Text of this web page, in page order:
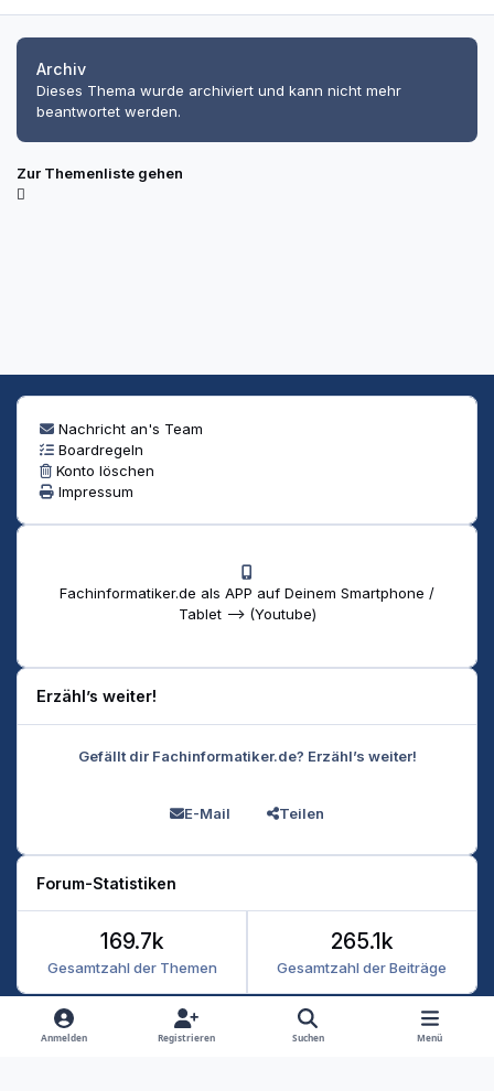
Archiv
Dieses Thema wurde archiviert und kann nicht mehr
beantwortet werden.
Zur Themenliste gehen
Nachricht an's Team
Boardregeln
Konto löschen
Impressum
Fachinformatiker.de als APP auf Deinem Smartphone /
Tablet --> (Youtube)
Erzähl’s weiter!
Gefällt dir Fachinformatiker.de? Erzähl’s weiter!
E-Mail Teilen
Forum-Statistiken
Gesamtzahl der Themen
169.7k
Gesamtzahl der Beiträge
265.1k
Heller Modus
Dunkler Modus
Systemeinstellung
Anmelden Registrieren Suchen Menü